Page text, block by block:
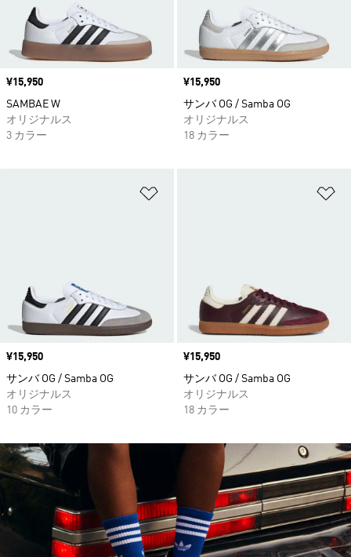
価格
¥15,950
SAMBAE W
オリジナルス
3 カラー
価格
¥15,950
サンバ OG / Samba OG
オリジナルス
18 カラー
価格
¥15,950
サンバ OG / Samba OG
オリジナルス
10 カラー
価格
¥15,950
サンバ OG / Samba OG
オリジナルス
18 カラー